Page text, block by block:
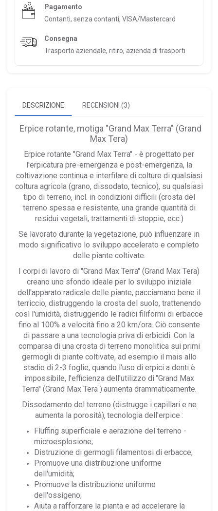
Pagamento
Contanti, senza contanti, VISA/Mastercard
Consegna
Trasporto aziendale, ritiro, azienda di trasporti
DESCRIZIONE RECENSIONI (3)
Erpice rotante, motiga "Grand Max Terra" (Grand
Max Tera)
Erpice rotante "Grand Max Terra" - è progettato per
l'erpicatura pre-emergenza e post-emergenza, la
coltivazione continua e interfilare di colture di qualsiasi
coltura agricola (grano, dissodato, tecnico), su qualsiasi
tipo di terreno, incl. in condizioni difficili (crosta del
terreno spessa e resistente, una grande quantità di
residui vegetali, trattamenti di stoppie, ecc.)
Se lavorato durante la vegetazione, può influenzare in
modo significativo lo sviluppo accelerato e completo
delle piante coltivate.
I corpi di lavoro di "Grand Max Terra" (Grand Max Tera)
creano uno sfondo ideale per lo sviluppo iniziale
dell'apparato radicale delle piante, pacciamano bene il
terriccio, distruggendo la crosta del suolo, trattenendo
così l'umidità, distruggendo le radici filiformi di erbacce
fino al 100% a velocità fino a 20 km/ora. Ciò consente
di passare a una tecnologia priva di erbicidi. Con la
comparsa di una crosta di terreno monolitica sui primi
germogli di piante coltivate, ad esempio il mais allo
stadio di 2-3 foglie, quando l'uso di erpici a denti è
impossibile, l'efficienza dell'utilizzo di "Grand Max
Terra" (Grand Max Tera ) aumenta drammaticamente.
Dissodamento del terreno (distrugge i capillari e ne
aumenta la porosità), tecnologia dell'erpice :
Fluffing superficiale e aerazione del terreno -
microesplosione;
Distruzione di germogli filamentosi di erbacce;
Promuove una distribuzione uniforme
dell'umidità;
Promuove la distribuzione uniforme
dell'ossigeno;
Aiuta a rafforzare la pianta e ad accelerare la